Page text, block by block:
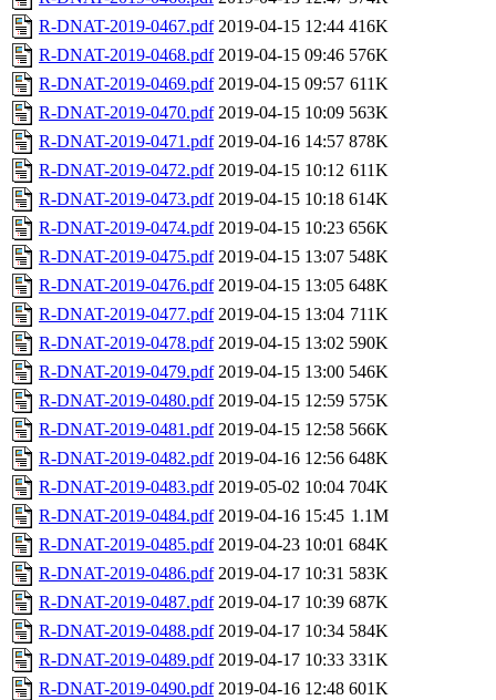
R-DNAT-2019-0467.pdf 2019-04-15 12:44 416K
R-DNAT-2019-0468.pdf 2019-04-15 09:46 576K
R-DNAT-2019-0469.pdf 2019-04-15 09:57 611K
R-DNAT-2019-0470.pdf 2019-04-15 10:09 563K
R-DNAT-2019-0471.pdf 2019-04-16 14:57 878K
R-DNAT-2019-0472.pdf 2019-04-15 10:12 611K
R-DNAT-2019-0473.pdf 2019-04-15 10:18 614K
R-DNAT-2019-0474.pdf 2019-04-15 10:23 656K
R-DNAT-2019-0475.pdf 2019-04-15 13:07 548K
R-DNAT-2019-0476.pdf 2019-04-15 13:05 648K
R-DNAT-2019-0477.pdf 2019-04-15 13:04 711K
R-DNAT-2019-0478.pdf 2019-04-15 13:02 590K
R-DNAT-2019-0479.pdf 2019-04-15 13:00 546K
R-DNAT-2019-0480.pdf 2019-04-15 12:59 575K
R-DNAT-2019-0481.pdf 2019-04-15 12:58 566K
R-DNAT-2019-0482.pdf 2019-04-16 12:56 648K
R-DNAT-2019-0483.pdf 2019-05-02 10:04 704K
R-DNAT-2019-0484.pdf 2019-04-16 15:45 1.1M
R-DNAT-2019-0485.pdf 2019-04-23 10:01 684K
R-DNAT-2019-0486.pdf 2019-04-17 10:31 583K
R-DNAT-2019-0487.pdf 2019-04-17 10:39 687K
R-DNAT-2019-0488.pdf 2019-04-17 10:34 584K
R-DNAT-2019-0489.pdf 2019-04-17 10:33 331K
R-DNAT-2019-0490.pdf 2019-04-16 12:48 601K